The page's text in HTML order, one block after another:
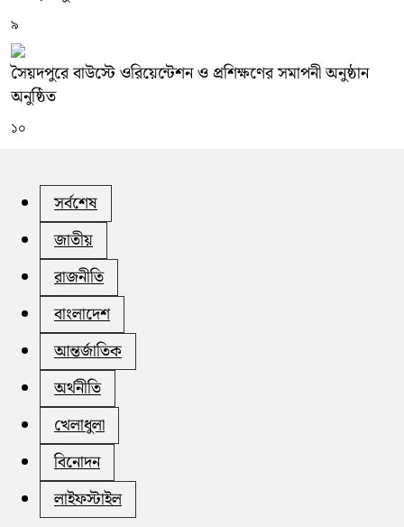
৯
সৈয়দপুরে বাউস্টে ওরিয়েন্টেশন ও প্রশিক্ষণের সমাপনী অনুষ্ঠান
অনুষ্ঠিত
১০
সর্বশেষ
জাতীয়
রাজনীতি
বাংলাদেশ
আন্তর্জাতিক
অর্থনীতি
খেলাধুলা
বিনোদন
লাইফস্টাইল